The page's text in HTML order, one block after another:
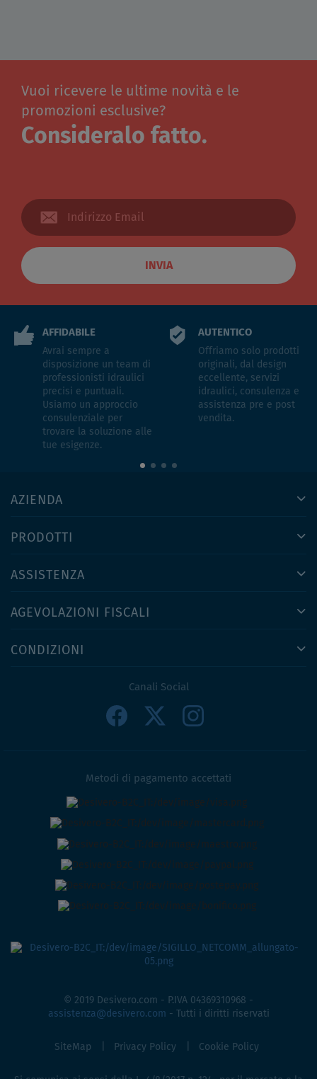
Vuoi ricevere le ultime novità e le
promozioni esclusive?
Consideralo fatto.
INVIA
AFFIDABILE
Avrai sempre a
disposizione un team di
professionisti idraulici
precisi e puntuali.
Usiamo un approccio
consulenziale per
trovare la soluzione alle
tue esigenze.
AUTENTICO
Offriamo solo prodotti
originali, dal design
eccellente, servizi
idraulici, consulenza e
assistenza pre e post
vendita.
AZIENDA
PRODOTTI
ASSISTENZA
AGEVOLAZIONI FISCALI
CONDIZIONI
Canali Social
Metodi di pagamento accettati
© 2019 Desivero.com - P.IVA 04369310968 -
assistenza@desivero.com - Tutti i diritti riservati
SiteMap Privacy Policy Cookie Policy